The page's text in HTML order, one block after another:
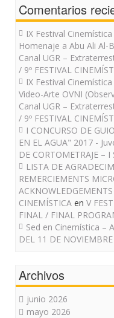
Comentarios
IX Festival
Homenaje a Abu Ali Al-
Canal UGR –
/ 9º FESTIVAL
IX Festival
Video-Arte OVNI
Canal UGR –
/ 9º FESTIVAL
I CONCURSO DE
EN EL AGUA" 2017 -
DE CORTOMETRAJE –
LISTA DE
REMERCIEMENTS
CINEMÍSTICA en V
FINAL / FINAL
Sed en Cinemística –
DEL 11 DE
Archivos
junio 2026
mayo 2026